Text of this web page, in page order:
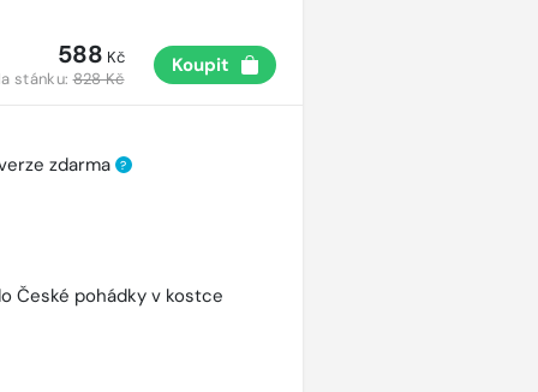
588 Kč
stánku:828 Kč
Koupit
zdarma ?
České pohádky v kostce